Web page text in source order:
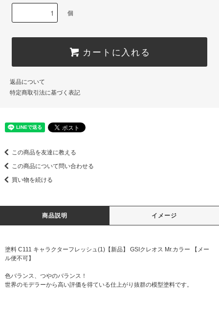
個
カートに入れる
返品について
特定商取引法に基づく表記
この商品を友達に教える
この商品について問い合わせる
買い物を続ける
商品説明 イメージ
塗料 C111 キャラクターフレッシュ(1)【新品】 GSIクレオス Mr.カラー 【メー
ル便不可】
色バランス、つやのバランス！
世界のモデラーから高い評価を得ている仕上がり抜群の模型塗料です。